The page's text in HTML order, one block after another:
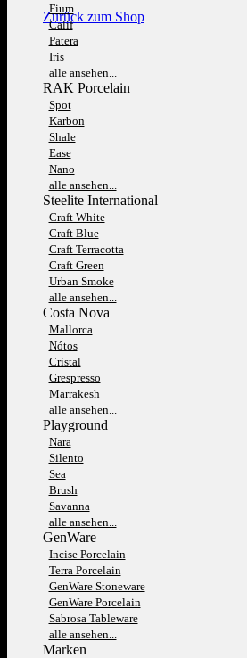
Zurück zum Shop
Fium
Calif
Patera
Iris
alle ansehen...
RAK Porcelain
Spot
Karbon
Shale
Ease
Nano
alle ansehen...
Steelite International
Craft White
Craft Blue
Craft Terracotta
Craft Green
Urban Smoke
alle ansehen...
Costa Nova
Mallorca
Nótos
Cristal
Grespresso
Marrakesh
alle ansehen...
Playground
Nara
Silento
Sea
Brush
Savanna
alle ansehen...
GenWare
Incise Porcelain
Terra Porcelain
GenWare Stoneware
GenWare Porcelain
Sabrosa Tableware
alle ansehen...
Marken